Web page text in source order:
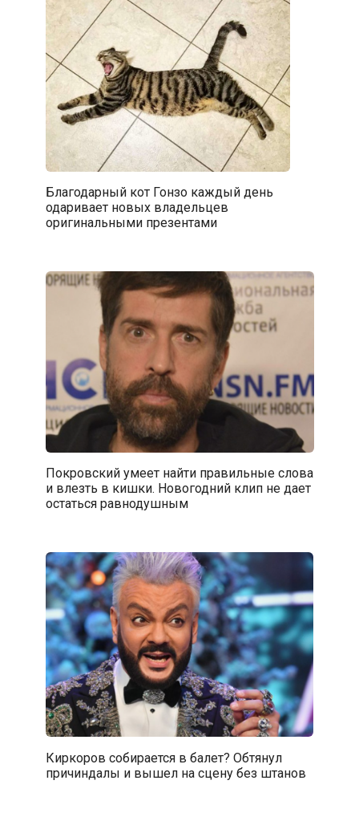
Благодарный кот Гонзо каждый день
одаривает новых владельцев
оригинальными презентами
Покровский умеет найти правильные слова
и влезть в кишки. Новогодний клип не дает
остаться равнодушным
Киркоров собирается в балет? Обтянул
причиндалы и вышел на сцену без штанов